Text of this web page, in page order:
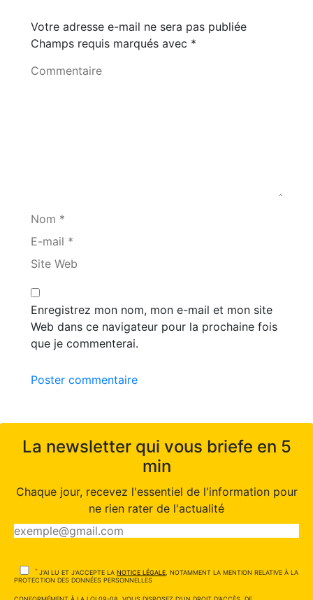
Votre adresse e-mail ne sera pas publiée
Champs requis marqués avec *
Commentaire
Nom *
E-mail *
Site Web
Enregistrez mon nom, mon e-mail et mon site
Web dans ce navigateur pour la prochaine fois
que je commenterai.
Poster commentaire
La newsletter qui vous briefe en 5
min
Chaque jour, recevez l'essentiel de l'information pour
ne rien rater de l'actualité
* J'AI LU ET J'ACCEPTE LA NOTICE LÉGALE , NOTAMMENT LA MENTION RELATIVE À LA
PROTECTION DES DONNÉES PERSONNELLES